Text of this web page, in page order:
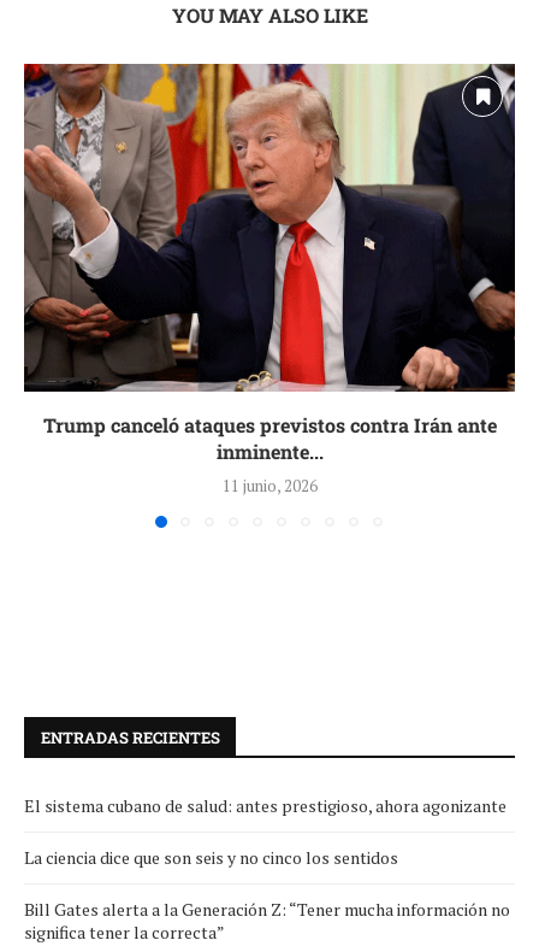
YOU MAY ALSO LIKE
Trump canceló ataques previstos contra Irán ante
inminente...
11 junio, 2026
ENTRADAS RECIENTES
El sistema cubano de salud: antes prestigioso, ahora agonizante
La ciencia dice que son seis y no cinco los sentidos
Bill Gates alerta a la Generación Z: “Tener mucha información no
significa tener la correcta”